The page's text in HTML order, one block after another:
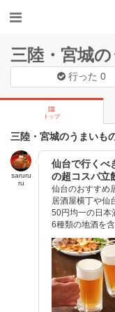
三陸・宮城
行った0
トップ
三陸・宮城のうまいも
saruru
ru
仙台で行くべ
の超コスパ立
仙台のおすすめ
居酒屋横丁や仙
50円均一の日本
6種類の地酒を含